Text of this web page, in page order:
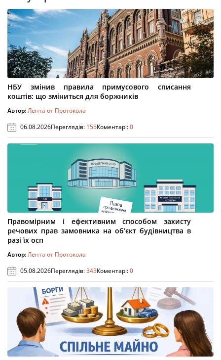
НБУ змінив правила примусового списання
коштів: що зміниться для боржників
Автор:Лента от Протокола
06.08.2026Переглядів: 155Коментарі:0
Правомірним і ефективним способом захисту
речових прав замовника на об’єкт будівництва в
разі їх осп
Автор:Лента от Протокола
05.08.2026Переглядів:343Коментарі:0